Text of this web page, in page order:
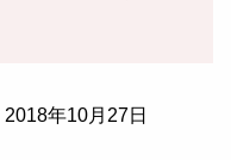
2018年10月27日